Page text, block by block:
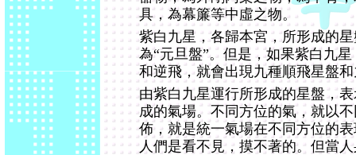
具，為幕簾等中虛之物。
紫白九星，各歸本宮，所形成的
為“元旦盤”。但是，如果紫白九
和逆飛，就會出現九種順飛星盤
由紫白九星運行所形成的星盤，
成的氣場。不同方位的氣，就以
佈，就是統一氣場在不同方位的
人們是看不見，摸不著的。但當